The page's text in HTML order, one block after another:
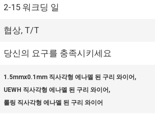
2-15 워크딩 일
협상, T/T
당신의 요구를 충족시키세요
1.5mmx0.1mm 직사각형 에나멜 된 구리 와이어 ,
UEWH 직사각형 에나멜 된 구리 와이어 ,
롤링 직사각형 에나멜 된 구리 와이어